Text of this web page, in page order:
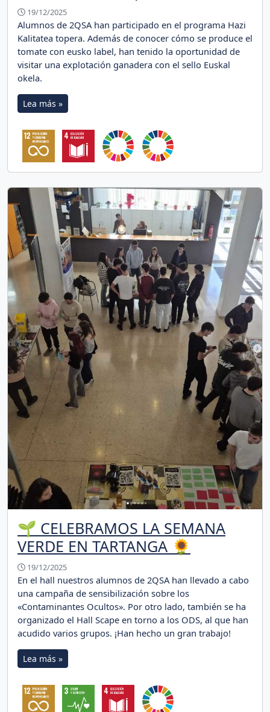
19/12/2025
Alumnos de 2QSA han participado en el programa Hazi
Kalitatea topera. Además de conocer cómo se produce el
tomate con eusko label, han tenido la oportunidad de
visitar una explotación ganadera con el sello Euskal
okela.
Lea más »
🌱 CELEBRAMOS LA SEMANA
VERDE EN TARTANGA 🌻
19/12/2025
En el hall nuestros alumnos de 2QSA han llevado a cabo
una campaña de sensibilización sobre los
«Contaminantes Ocultos». Por otro lado, también se ha
organizado el Hall Scape en torno a los ODS, al que han
acudido varios grupos. ¡Han hecho un gran trabajo!
Lea más »